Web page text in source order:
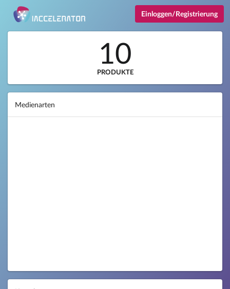
Einloggen/Registrierung
10
PRODUKTE
Medienarten